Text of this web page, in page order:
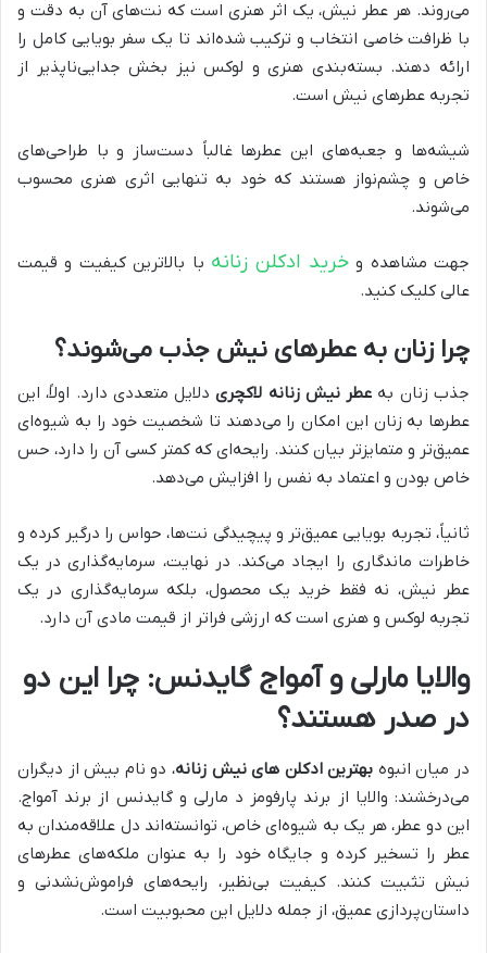
می‌روند. هر عطر نیش، یک اثر هنری است که نت‌های آن به دقت و
با ظرافت خاصی انتخاب و ترکیب شده‌اند تا یک سفر بویایی کامل را
ارائه دهند. بسته‌بندی هنری و لوکس نیز بخش جدایی‌ناپذیر از
تجربه عطرهای نیش است.
شیشه‌ها و جعبه‌های این عطرها غالباً دست‌ساز و با طراحی‌های
خاص و چشم‌نواز هستند که خود به تنهایی اثری هنری محسوب
می‌شوند.
جهت مشاهده وخرید ادکلن زنانه با بالاترین کیفیت و قیمت
عالی کلیک کنید.
چرا زنان به عطرهای نیش جذب می‌شوند؟
جذب زنان به عطر نیش زنانه لاکچری دلایل متعددی دارد. اولاً، این
عطرها به زنان این امکان را می‌دهند تا شخصیت خود را به شیوه‌ای
عمیق‌تر و متمایزتر بیان کنند. رایحه‌ای که کمتر کسی آن را دارد، حس
خاص بودن و اعتماد به نفس را افزایش می‌دهد.
ثانیاً، تجربه بویایی عمیق‌تر و پیچیدگی نت‌ها، حواس را درگیر کرده و
خاطرات ماندگاری را ایجاد می‌کند. در نهایت، سرمایه‌گذاری در یک
عطر نیش، نه فقط خرید یک محصول، بلکه سرمایه‌گذاری در یک
تجربه لوکس و هنری است که ارزشی فراتر از قیمت مادی آن دارد.
والایا مارلی و آمواج گایدنس: چرا این دو
در صدر هستند؟
در میان انبوه بهترین ادکلن های نیش زنانه، دو نام بیش از دیگران
می‌درخشند: والایا از برند پارفومز د مارلی و گایدنس از برند آمواج.
این دو عطر، هر یک به شیوه‌ای خاص، توانسته‌اند دل علاقه‌مندان به
عطر را تسخیر کرده و جایگاه خود را به عنوان ملکه‌های عطرهای
نیش تثبیت کنند. کیفیت بی‌نظیر، رایحه‌های فراموش‌نشدنی و
داستان‌پردازی عمیق، از جمله دلایل این محبوبیت است.